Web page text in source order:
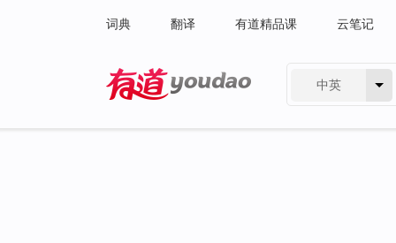
词典 翻译 有道精品课 云笔记
中英